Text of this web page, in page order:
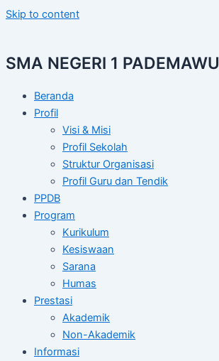
Skip to content
SMA NEGERI 1 PADEMAWU
Beranda
Profil
Visi & Misi
Profil Sekolah
Struktur Organisasi
Profil Guru dan Tendik
PPDB
Program
Kurikulum
Kesiswaan
Sarana
Humas
Prestasi
Akademik
Non-Akademik
Informasi